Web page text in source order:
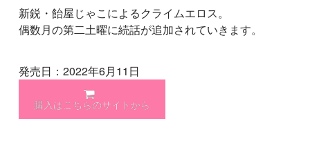
新鋭・飴屋じゃこによるクライムエロス。
偶数月の第二土曜に続話が追加されていきます。
発売日：2022年6月11日
購入はこちらのサイトから